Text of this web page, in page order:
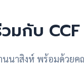
มกับ
นาสิงห์ พร้อมด้วยค